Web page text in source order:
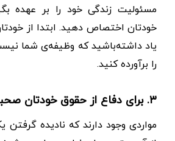
مسئولیت زندگی خود را بر عهده
خودتان اختصاص دهید. ابتدا از
یاد داشته‌باشید که وظیفه‌ی شما
را برآورده کنید.
۳. برای دفاع از حقوق خودتان صحبت کنید
مواردی وجود دارند که نادیده گرفتن